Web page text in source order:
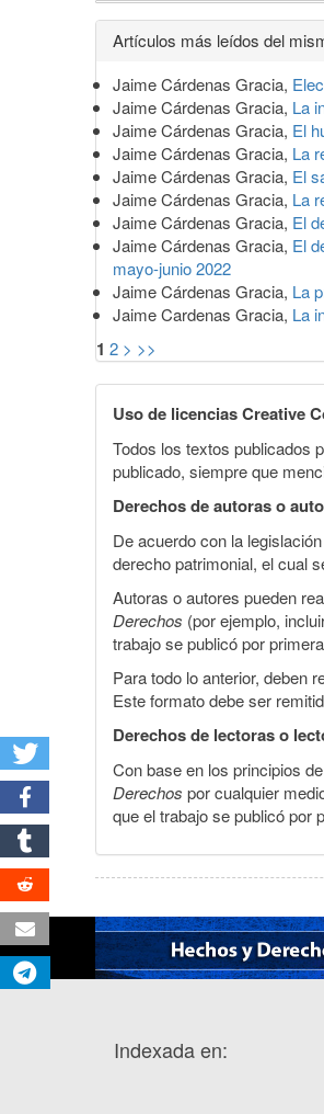
Detalles
del
artículo
Artículos más leídos del
Jaime Cárdenas Gracia,
Jaime Cárdenas Gracia, La
Jaime Cárdenas Gracia, El
Jaime Cárdenas Gracia, La
Jaime Cárdenas Gracia, El
Jaime Cárdenas Gracia, La
Jaime Cárdenas Gracia, El
Jaime Cárdenas Gracia, El
mayo-junio 2022
Jaime Cárdenas Gracia, La
Jaime Cardenas Gracia, La
1 2 > >>
Uso de licencias Creative
Todos los textos publicados
publicado, siempre que
Derechos de autoras o
De acuerdo con la
derecho patrimonial, el cual
Autoras o autores pueden
Derechos (por ejemplo,
trabajo se publicó por
Para todo lo anterior, deben
Este formato debe ser
Derechos de lectoras o
Con base en los principios
Derechos por cualquier
que el trabajo se publicó por
Indexada en: